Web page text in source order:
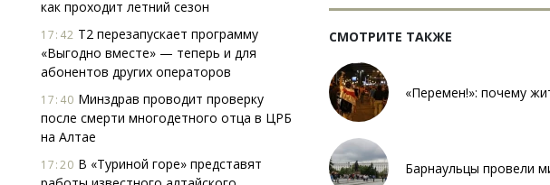
как проходит летний сезон
17:42 Т2 перезапускает программу
«Выгодно вместе» — теперь и для
абонентов других операторов
17:40 Минздрав проводит проверку
после смерти многодетного отца в ЦРБ
на Алтае
17:20 В «Туриной горе» представят
СМОТРИТЕ ТАКЖЕ
«Перемен!»: почему
Барнаульцы провели